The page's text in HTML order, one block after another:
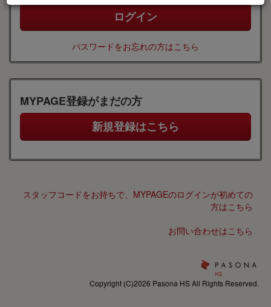
パスワードをお忘れの方はこちら
MYPAGE登録がまだの方
スタッフコードをお持ちで、MYPAGEのログインが初めての
方はこちら
お問い合わせはこちら
Copyright (C)2026 Pasona HS All Rights Reserved.